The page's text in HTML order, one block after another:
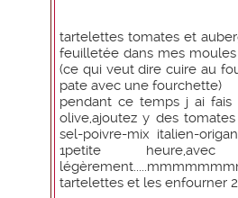
tartelettes tomates et
feuilletée dans mes
(ce qui veut dire cuire au
pate avec une fourchette)
pendant ce temps j ai
olive,ajoutez y des
sel-poivre-mix italien-
1petite
tartelettes et les enfourner